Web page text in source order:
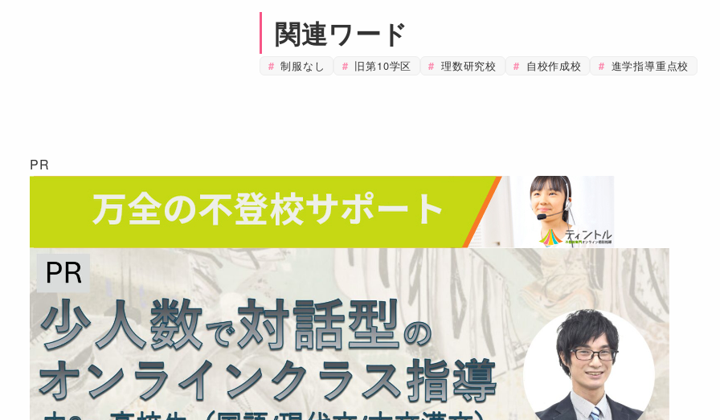
関連ワード
制服なし 旧第10学区 理数研究校 自校作成校 進学指導重点校
PR